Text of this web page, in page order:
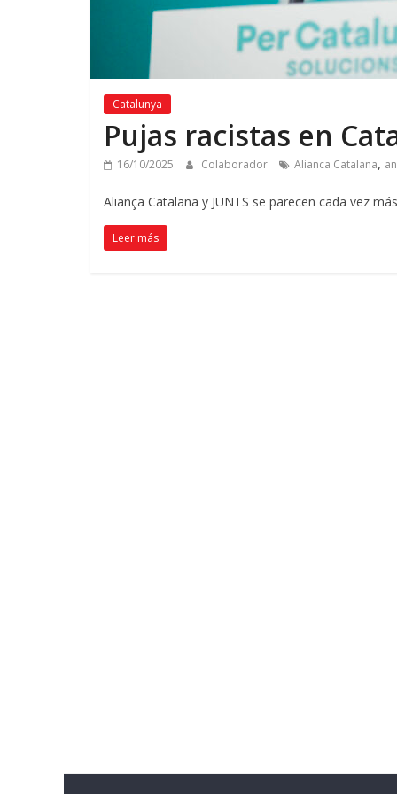
Catalunya
Pujas racistas en
16/10/2025 Colaborador Alianca Catalana,
Aliança Catalana y JUNTS se parecen cada vez
Leer más